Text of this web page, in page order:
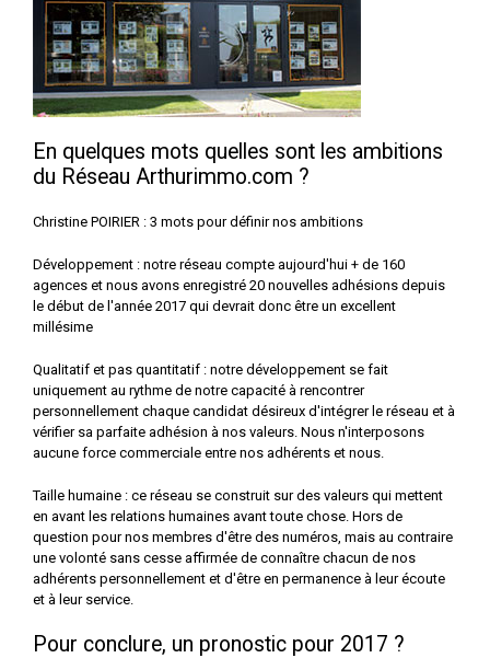
En quelques mots quelles sont les ambitions
du Réseau Arthurimmo.com ?
Christine POIRIER : 3 mots pour définir nos ambitions
Développement : notre réseau compte aujourd'hui + de 160
agences et nous avons enregistré 20 nouvelles adhésions depuis
le début de l'année 2017 qui devrait donc être un excellent
millésime
Qualitatif et pas quantitatif : notre développement se fait
uniquement au rythme de notre capacité à rencontrer
personnellement chaque candidat désireux d'intégrer le réseau et à
vérifier sa parfaite adhésion à nos valeurs. Nous n'interposons
aucune force commerciale entre nos adhérents et nous.
Taille humaine : ce réseau se construit sur des valeurs qui mettent
en avant les relations humaines avant toute chose. Hors de
question pour nos membres d'être des numéros, mais au contraire
une volonté sans cesse affirmée de connaître chacun de nos
adhérents personnellement et d'être en permanence à leur écoute
et à leur service.
Pour conclure, un pronostic pour 2017 ?